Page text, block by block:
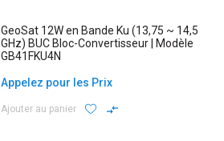
GeoSat 12W en Bande Ku (13,75 ~ 14,5
GHz) BUC Bloc-Convertisseur | Modèle
GB41FKU4N
Appelez pour les Prix
Ajouter au panier